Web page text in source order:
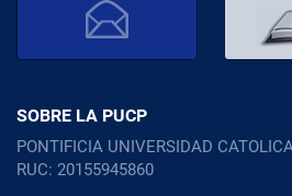
SOBRE LA PUCP
PONTIFICIA UNIVERSIDAD
RUC: 20155945860